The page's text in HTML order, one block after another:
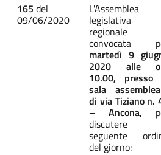
165 del
09/06/2020
L'Assemblea
legislativa
regionale
convocata
martedì 9
2020 alle
10.00, presso
sala
di via Tiziano n.
– Ancona,
discutere
seguente
del giorno: